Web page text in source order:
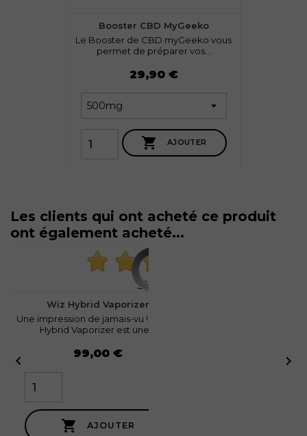
Booster CBD MyGeeko
Le Booster de CBD myGeeko vous
permet de préparer vos...
29,90 €
 AJOUTER
Les clients qui ont acheté ce produit
ont également acheté...
31 avis
Wiz Hybrid Vaporizer
Une impression de jamais-vu ! Le Wiz
Hybrid Vaporizer est une...
99,00 €
 AJOUTER
 